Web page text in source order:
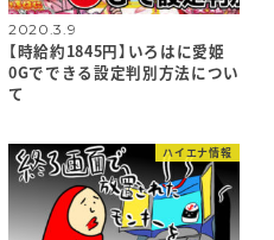
2020.3.9
【時給約1845円】いろはに愛姫
0Gでできる設定判別方法につい
て
ハイエナ情報